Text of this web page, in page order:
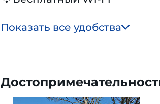
Показать все удобства